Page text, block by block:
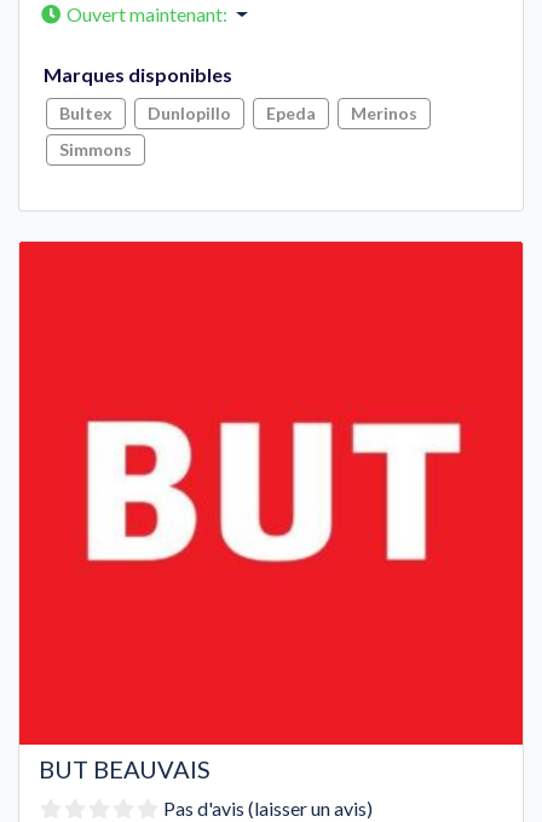
Ouvert maintenant:
Marques disponibles
Bultex Dunlopillo Epeda
Merinos
Simmons
BUT BEAUVAIS
Pas d'avis (laisser un avis)